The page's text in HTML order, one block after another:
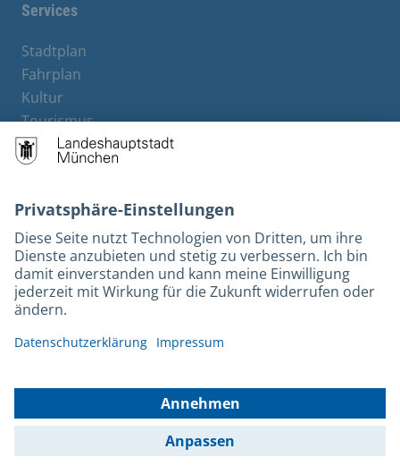
Services
Stadtplan
Fahrplan
Kultur
Tourismus
M-Strom
Bürgerservice
Rechtliches und Kontakt
Barrierefreiheit
Leichte Sprache
Gebärdensprache
Kontakt